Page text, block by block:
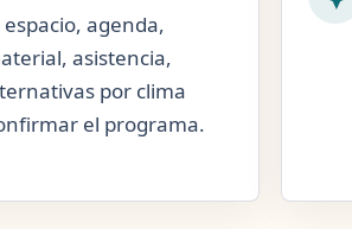
agenda,
asistencia,
por clima
el programa.